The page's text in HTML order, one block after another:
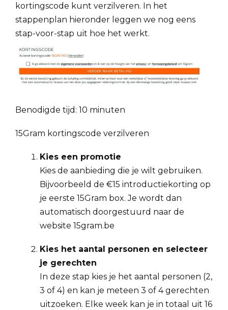
kortingscode kunt verzilveren. In het
stappenplan hieronder leggen we nog eens
stap-voor-stap uit hoe het werkt.
Benodigde tijd: 10 minuten
15Gram kortingscode verzilveren
Kies een promotie
Kies de aanbieding die je wilt gebruiken.
Bijvoorbeeld de €15 introductiekorting op
je eerste 15Gram box. Je wordt dan
automatisch doorgestuurd naar de
website 15gram.be
Kies het aantal personen en selecteer
je gerechten
In deze stap kies je het aantal personen (2,
3 of 4) en kan je meteen 3 of 4 gerechten
uitzoeken. Elke week kan je in totaal uit 16